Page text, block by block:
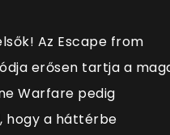
Az Escape from
erősen tartja a
Warfare pedig
hogy a háttérbe